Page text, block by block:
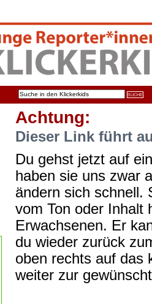
Achtung:
Dieser Link führt
Du gehst jetzt auf
haben sie uns zwar
ändern sich schnell.
vom Ton oder Inhalt
Erwachsenen. Er
du wieder zurück
oben rechts auf das
weiter zur